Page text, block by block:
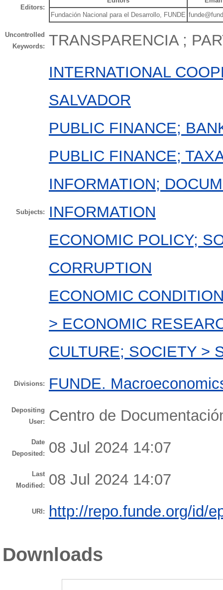
Editors:
Fundación Nacional para el Desarrollo, FUNDE
Uncontrolled
Keywords: TRANSPARENCIA ;
Subjects:
INTERNATIONAL
SALVADOR
PUBLIC FINANCE;
PUBLIC FINANCE;
INFORMATION;
INFORMATION
ECONOMIC POLICY;
CORRUPTION
ECONOMIC
> ECONOMIC
CULTURE; SOCIETY >
Divisions: FUNDE.
Depositing
User:
Centro de
Date
Deposited:
08 Jul 2024 14:07
Last
Modified:
08 Jul 2024 14:07
URI: http://repo.funde.org/id/
Downloads